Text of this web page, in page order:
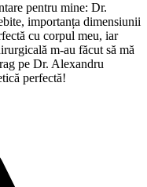
pentru mine: Dr.
importanța dimensiunii
cu corpul meu, iar
m-au făcut să mă
pe Dr. Alexandru
perfectă!